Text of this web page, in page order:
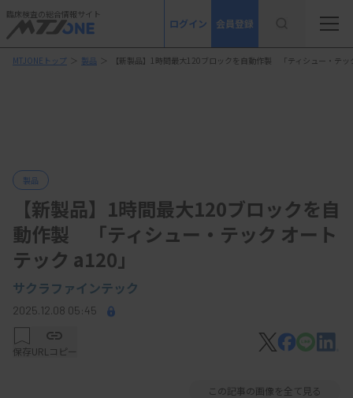
臨床検査の総合情報サイト
ログイン 会員登録
MTJONEトップ ＞ 製品 ＞ 【新製品】1時間最大120ブロックを自動作製 「ティシュー・テ
製品
【新製品】1時間最大120ブロックを自
動作製 「ティシュー・テック オート
テック a120」
サクラファインテック
2025.12.08 05:45
保存URLコピー
この記事の画像を全て見る